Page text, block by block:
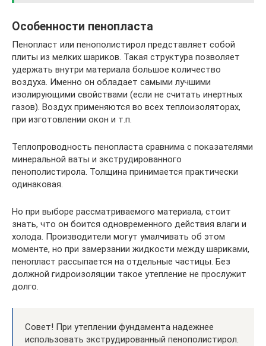
Особенности пенопласта
Пенопласт или пенополистирол представляет собой
плиты из мелких шариков. Такая структура позволяет
удержать внутри материала большое количество
воздуха. Именно он обладает самыми лучшими
изолирующими свойствами (если не считать инертных
газов). Воздух применяются во всех теплоизоляторах,
при изготовлении окон и т.п.
Теплопроводность пенопласта сравнима с показателями
минеральной ваты и экструдированного
пенополистирола. Толщина принимается практически
одинаковая.
Но при выборе рассматриваемого материала, стоит
знать, что он боится одновременного действия влаги и
холода. Производители могут умалчивать об этом
моменте, но при замерзании жидкости между шариками,
пенопласт рассыпается на отдельные частицы. Без
должной гидроизоляции такое утепление не прослужит
долго.
Совет! При утеплении фундамента надежнее
использовать экструдированный пенополистирол.